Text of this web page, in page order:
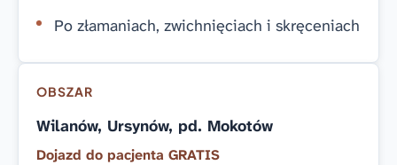
Po złamaniach, zwichnięciach i skręceniach
OBSZAR
Wilanów, Ursynów, pd. Mokotów
Dojazd do pacjenta GRATIS